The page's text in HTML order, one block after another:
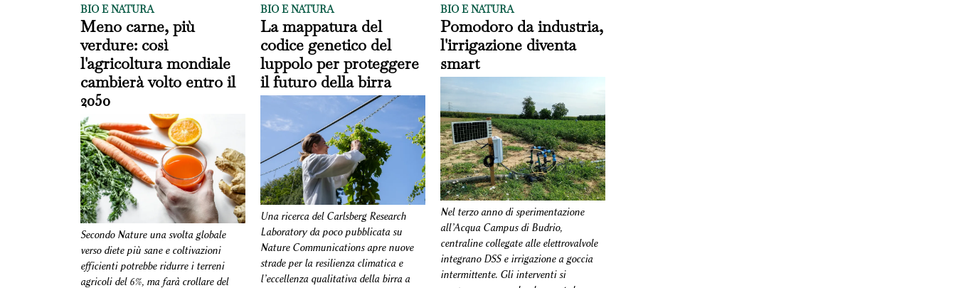
BIO E NATURA
Meno carne, più
verdure: così
l'agricoltura mondiale
cambierà volto entro il
2050
Secondo Nature una svolta globale
verso diete più sane e coltivazioni
efficienti potrebbe ridurre i terreni
agricoli del 6%, ma farà crollare del
BIO E NATURA
La mappatura del
codice genetico del
luppolo per proteggere
il futuro della birra
Una ricerca del Carlsberg Research
Laboratory da poco pubblicata su
Nature Communications apre nuove
strade per la resilienza climatica e
l’eccellenza qualitativa della birra a
BIO E NATURA
Pomodoro da industria,
l'irrigazione diventa
smart
Nel terzo anno di sperimentazione
all’Acqua Campus di Budrio,
centraline collegate alle elettrovalvole
integrano DSS e irrigazione a goccia
intermittente. Gli interventi si